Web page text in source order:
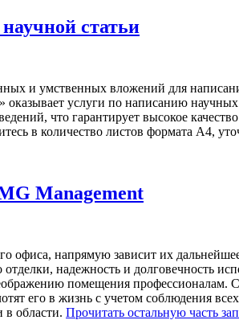
статьи
и умственных вложений для
услуги по написанию
что гарантирует высокое
в количество листов формата А4,
Management
офиса, напрямую зависит их
надежность и долговечность
помещения профессионалам.
его в жизнь с учетом соблюдения
в области. Прочитать остальную часть